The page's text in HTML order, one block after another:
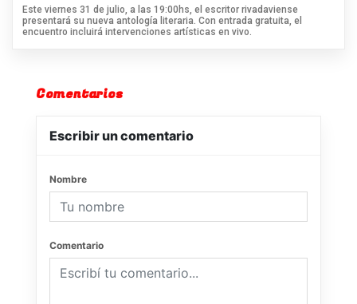
Este viernes 31 de julio, a las 19:00hs, el escritor rivadaviense
presentará su nueva antología literaria. Con entrada gratuita, el
encuentro incluirá intervenciones artísticas en vivo.
Comentarios
Escribir un comentario
Nombre
Comentario